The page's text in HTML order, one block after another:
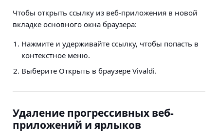
Чтобы открыть ссылку из веб-приложения в новой
вкладке основного окна браузера:
Нажмите и удерживайте ссылку, чтобы попасть в
контекстное меню.
Выберите Открыть в браузере Vivaldi.
Удаление прогрессивных веб-
приложений и ярлыков